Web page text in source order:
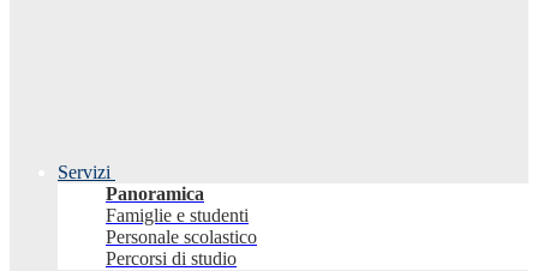
Servizi
Panoramica
Famiglie e studenti
Personale scolastico
Percorsi di studio